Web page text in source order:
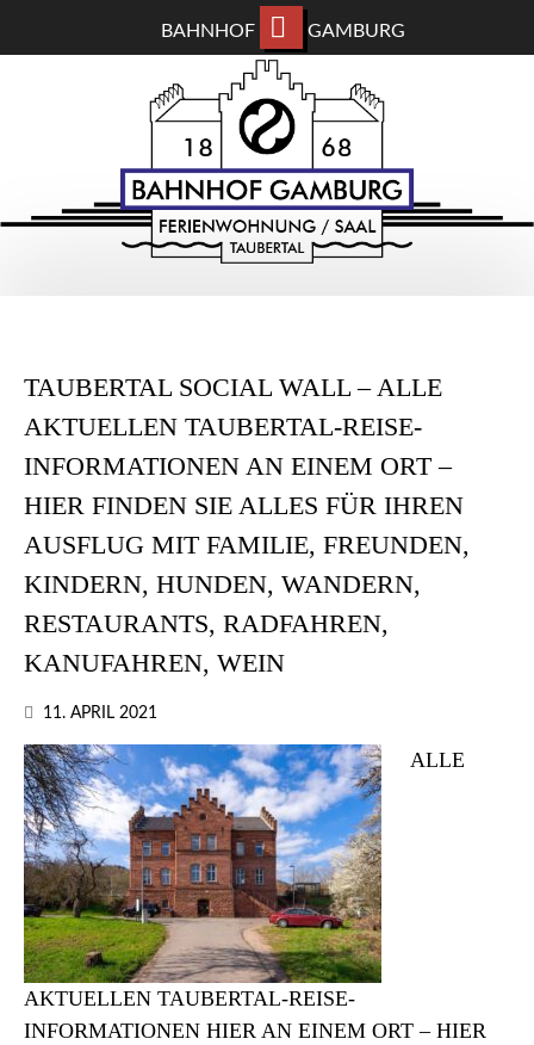
BAHNHOF GAMBURG
BAHNHOF GAMBURG
Ferienwohnung und Eventsaal im Taubertal
TAUBERTAL SOCIAL WALL – ALLE
AKTUELLEN TAUBERTAL-REISE-
INFORMATIONEN AN EINEM ORT –
HIER FINDEN SIE ALLES FÜR IHREN
AUSFLUG MIT FAMILIE, FREUNDEN,
KINDERN, HUNDEN, WANDERN,
RESTAURANTS, RADFAHREN,
KANUFAHREN, WEIN
11. APRIL 2021
ALLE
AKTUELLEN TAUBERTAL-REISE-
INFORMATIONEN HIER AN EINEM ORT – HIER